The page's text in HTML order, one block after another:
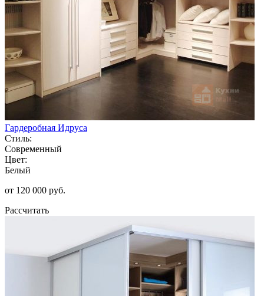
Гардеробная Идруса
Стиль:
Современный
Цвет:
Белый
от 120 000 руб.
Рассчитать